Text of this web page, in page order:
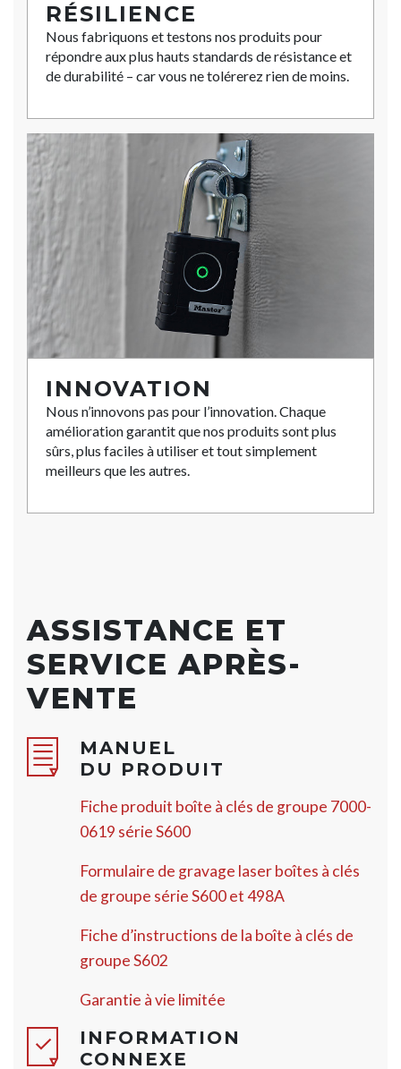
RÉSILIENCE
Nous fabriquons et testons nos produits pour
répondre aux plus hauts standards de résistance et
de durabilité – car vous ne tolérerez rien de moins.
INNOVATION
Nous n’innovons pas pour l’innovation. Chaque
amélioration garantit que nos produits sont plus
sûrs, plus faciles à utiliser et tout simplement
meilleurs que les autres.
ASSISTANCE ET
SERVICE APRÈS-
VENTE
MANUEL
DU PRODUIT
Fiche produit boîte à clés de groupe 7000-
0619 série S600
Formulaire de gravage laser boîtes à clés
de groupe série S600 et 498A
Fiche d’instructions de la boîte à clés de
groupe S602
Garantie à vie limitée
INFORMATION
CONNEXE